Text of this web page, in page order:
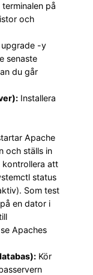
på
och
-y
senaste
du går
Installera
Apache
och ställs in
kontrollera att
status
Som test
en dator i
Apaches
Kör